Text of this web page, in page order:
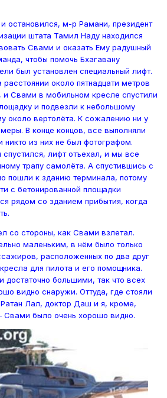
остановился, м-р Рамани, президент
штата Тамил Наду находился
Свами и оказать Ему радушный
чтобы помочь Бхагавану
был установлен специальный лифт.
расстоянии около пятнадцати метров
и Свами в мобильном кресле спустили
и подвезли к небольшому
около вертолёта. К сожалению ни у
В конце концов, все выполняли
из них не был фотографом.
лифт отъехал, и мы все
трапу самолёта. А спустившись с
пошли к зданию терминала, потому
с бетонированной площадки
рядом со зданием прибытия, когда
со стороны, как Свами взлетал.
маленьким, в нём было только
расположенных по два друг
для пилота и его помощника.
достаточно большими, так что всех
видно снаружи. Оттуда, где стояли
Лал, доктор Даш и я, кроме,
Свами было очень хорошо видно.